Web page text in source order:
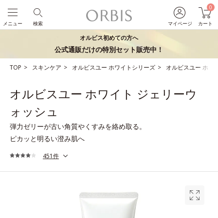
マイページ
0
カート
検索
メニュー
オルビス初めての方へ
公式通販だけの特別セット販売中！
TOP スキンケア オルビスユー ホワイトシリーズ オルビスユー ホワ
オルビスユー ホワイト ジェリーウ
ォッシュ
弾力ゼリーが古い角質やくすみを絡め取る。
ピカッと明るい澄み肌へ
451件